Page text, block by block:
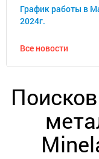
График работы в
2024г.
Все новости